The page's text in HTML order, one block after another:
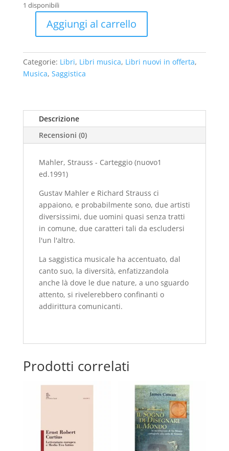
era:
€16,00.
è:
€8,00.
1 disponibili
Mahler,
-
Carteggio
(nuovo1
Aggiungi al carrello
Categorie: Libri, Libri musica, Libri nuovi in offerta,
Musica, Saggistica
Descrizione
Recensioni (0)
Mahler, Strauss - Carteggio (nuovo1
ed.1991)
Gustav Mahler e Richard Strauss ci
appaiono, e probabilmente sono, due artisti
diversissimi, due uomini quasi senza tratti
in comune, due caratteri tali da escludersi
l'un l'altro.
La saggistica musicale ha accentuato, dal
canto suo, la diversità, enfatizzandola
anche là dove le due nature, a uno sguardo
attento, si rivelerebbero confinanti o
addirittura comunicanti.
Prodotti correlati